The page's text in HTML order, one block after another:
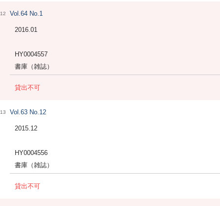
12 Vol.64 No.1
2016.01
HY0004557
書庫（雑誌）
貸出不可
13 Vol.63 No.12
2015.12
HY0004556
書庫（雑誌）
貸出不可